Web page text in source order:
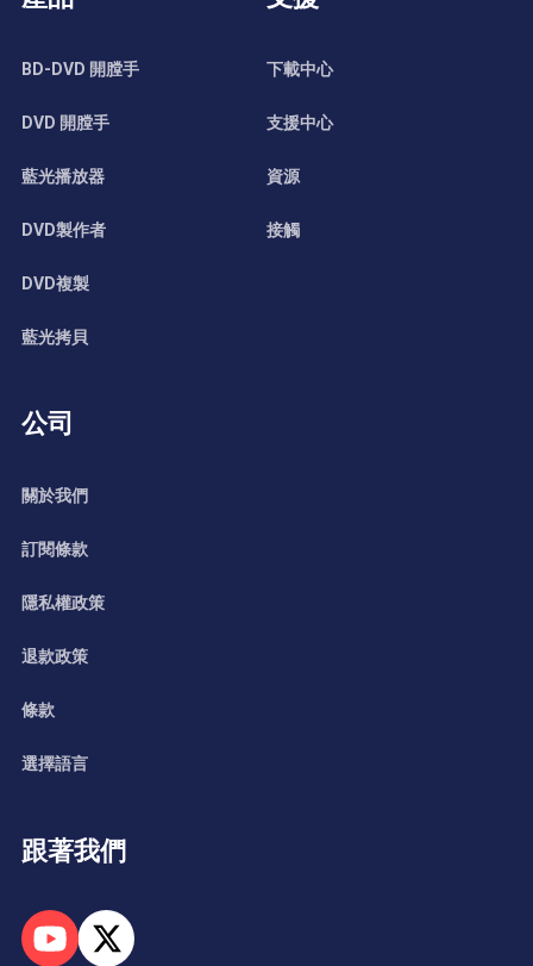
BD-DVD 開膛手
DVD 開膛手
藍光播放器
DVD製作者
DVD複製
藍光拷貝
下載中心
支援中心
資源
接觸
公司
關於我們
訂閱條款
隱私權政策
退款政策
條款
選擇語言
跟著我們